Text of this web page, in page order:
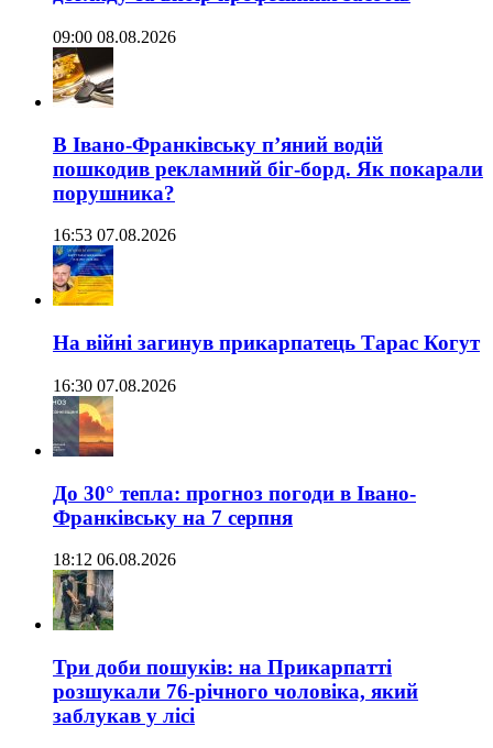
09:00 08.08.2026
В Івано-Франківську п’яний водій
пошкодив рекламний біг-борд. Як покарали
порушника?
16:53 07.08.2026
На війні загинув прикарпатець Тарас Когут
16:30 07.08.2026
До 30° тепла: прогноз погоди в Івано-
Франківську на 7 серпня
18:12 06.08.2026
Три доби пошуків: на Прикарпатті
розшукали 76-річного чоловіка, який
заблукав у лісі